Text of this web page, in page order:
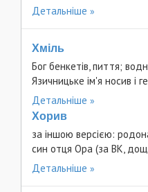
Детальніше
Хміль
Бог бенкетів, пиття;
Язичницьке ім'я носив і
Детальніше
Хорив
за іншою версією:
син отця Ора (за ВК,
Детальніше